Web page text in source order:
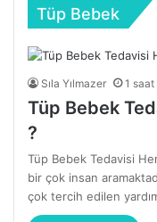
Tüp Bebek
Sıla Yılmazer 1
Tüp Bebek
?
Tüp Bebek Tedavisi
bir çok insan
çok tercih edilen